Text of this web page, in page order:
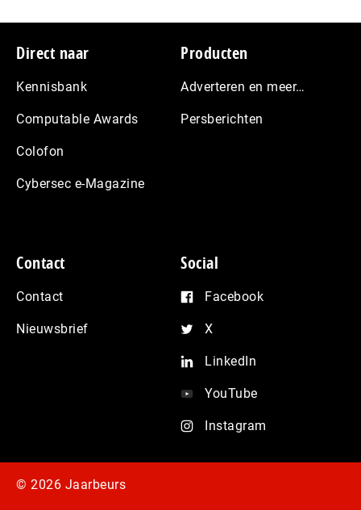
Footer
Direct naar
Kennisbank
Computable Awards
Colofon
Cybersec e-Magazine
Producten
Adverteren en meer…
Persberichten
Contact
Contact
Nieuwsbrief
Social
Facebook
X
LinkedIn
YouTube
Instagram
© 2026 Jaarbeurs